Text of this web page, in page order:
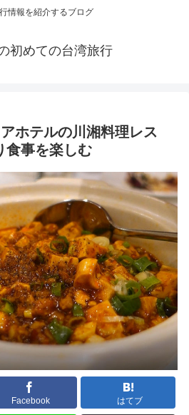
情報を紹介するブログ
初めての台湾旅行
ホテルの川湘料理レス
食事を楽しむ
Facebook はてブ